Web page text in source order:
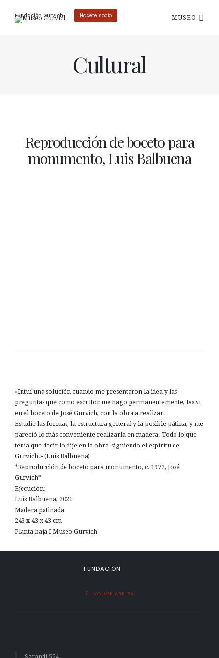
Fundación Gurvich Hacete socio MUSEO
Cultural
Reproducción de boceto para
monumento, Luis Balbuena
«Intuí una solución cuando me presentaron la idea y las
preguntas que como escultor me hago permanentemente, las vi
en el boceto de José Gurvich, con la obra a realizar.
Estudie las formas, la estructura general y la posible pátina, y me
pareció lo más conveniente realizarla en madera. Todo lo que
tenía que decir lo dije en la obra, siguiendo el espíritu de
Gurvich.» (Luis Balbuena)
*Reproducción de boceto para monumento, c. 1972, José
Gurvich*
Ejecución:
Luis Balbuena, 2021
Madera patinada
243 x 43 x 43 cm
Planta baja I Museo Gurvich
FUNDACIÓN
VOLVER ARRIBA
Sarandí 524